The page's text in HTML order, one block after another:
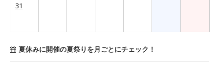
31
夏休みに開催の夏祭りを月ごとにチェック！